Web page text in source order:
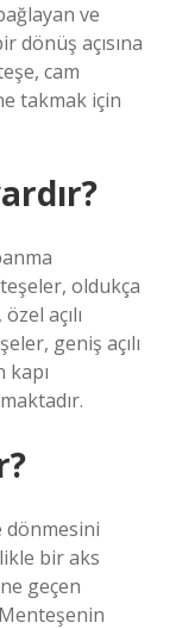
ve
dönüş açısına
cam
takmak için
oldukça
açılı
geniş açılı
kapı
bir aks
geçen